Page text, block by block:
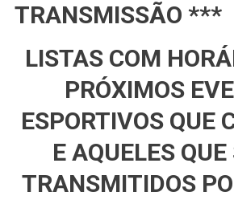
TRANSMISSÃO ***
LISTAS COM
PRÓXIMOS
ESPORTIVOS QUE
E AQUELES
TRANSMITIDOS